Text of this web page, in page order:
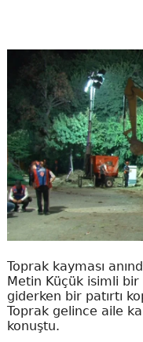
Toprak kayması
Metin Küçük isimli
giderken bir patırtı
Toprak gelince aile
konuştu.